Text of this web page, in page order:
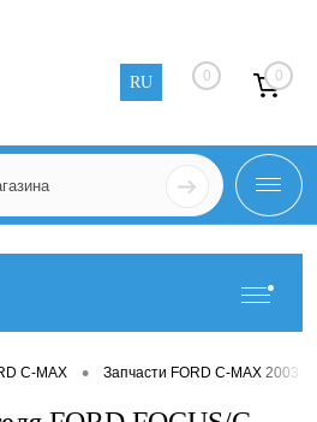
RU 0 0
C-MAX • Запчасти FORD C-MAX 2003-